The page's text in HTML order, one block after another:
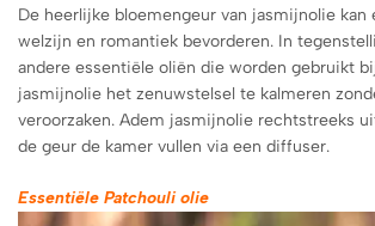
De heerlijke bloemengeur van jasmijnolie kan
welzijn en romantiek bevorderen. In
andere essentiële oliën die worden gebruikt
jasmijnolie het zenuwstelsel te kalmeren
veroorzaken. Adem jasmijnolie rechtstreeks
de geur de kamer vullen via een diffuser.
Essentiële Patchouli olie